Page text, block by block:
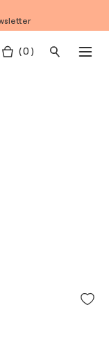
( 0 )